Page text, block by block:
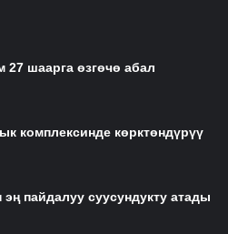
шаарга өзгөчө абал
комплексинде көрктөндүрүү
пайдалуу суусундукту атады